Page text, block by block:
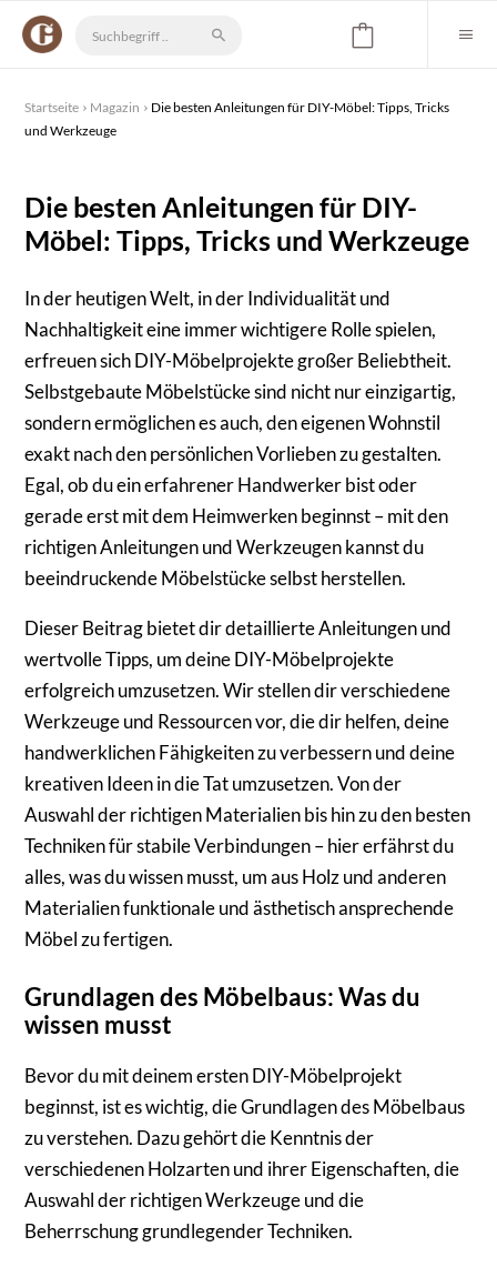
Startseite Magazin
Die besten Anleitungen für DIY-Möbel: Tipps, Tricks
und Werkzeuge
Die besten Anleitungen für DIY-
Möbel: Tipps, Tricks und Werkzeuge
In der heutigen Welt, in der Individualität und
Nachhaltigkeit eine immer wichtigere Rolle spielen,
erfreuen sich DIY-Möbelprojekte großer Beliebtheit.
Selbstgebaute Möbelstücke sind nicht nur einzigartig,
sondern ermöglichen es auch, den eigenen Wohnstil
exakt nach den persönlichen Vorlieben zu gestalten.
Egal, ob du ein erfahrener Handwerker bist oder
gerade erst mit dem Heimwerken beginnst – mit den
richtigen Anleitungen und Werkzeugen kannst du
beeindruckende Möbelstücke selbst herstellen.
Dieser Beitrag bietet dir detaillierte Anleitungen und
wertvolle Tipps, um deine DIY-Möbelprojekte
erfolgreich umzusetzen. Wir stellen dir verschiedene
Werkzeuge und Ressourcen vor, die dir helfen, deine
handwerklichen Fähigkeiten zu verbessern und deine
kreativen Ideen in die Tat umzusetzen. Von der
Auswahl der richtigen Materialien bis hin zu den besten
Techniken für stabile Verbindungen – hier erfährst du
alles, was du wissen musst, um aus Holz und anderen
Materialien funktionale und ästhetisch ansprechende
Möbel zu fertigen.
Grundlagen des Möbelbaus: Was du
wissen musst
Bevor du mit deinem ersten DIY-Möbelprojekt
beginnst, ist es wichtig, die Grundlagen des Möbelbaus
zu verstehen. Dazu gehört die Kenntnis der
verschiedenen Holzarten und ihrer Eigenschaften, die
Auswahl der richtigen Werkzeuge und die
Beherrschung grundlegender Techniken.